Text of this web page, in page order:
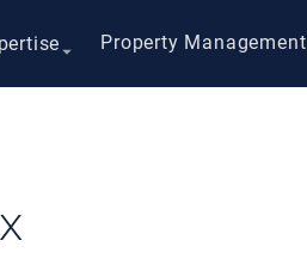
Property Management